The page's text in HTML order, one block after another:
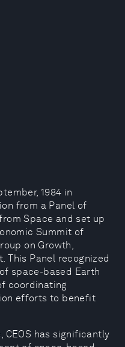
1984 in
from a Panel of
Space and set up
Summit of
on Growth,
This Panel recognized
space-based Earth
coordinating
efforts to benefit
CEOS has significantly